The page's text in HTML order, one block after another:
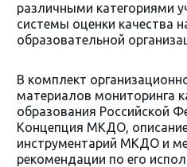
различными категориями
системы оценки качества
образовательной
В комплект
материалов мониторинга
образования Российской
Концепция МКДО,
инструментарий МКДО и
рекомендации по его